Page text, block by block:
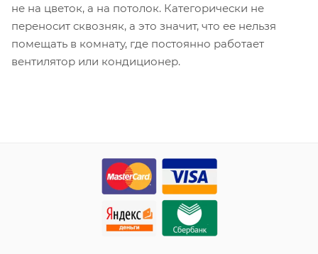
не на цветок, а на потолок. Категорически не
переносит сквозняк, а это значит, что ее нельзя
помещать в комнату, где постоянно работает
вентилятор или кондиционер.